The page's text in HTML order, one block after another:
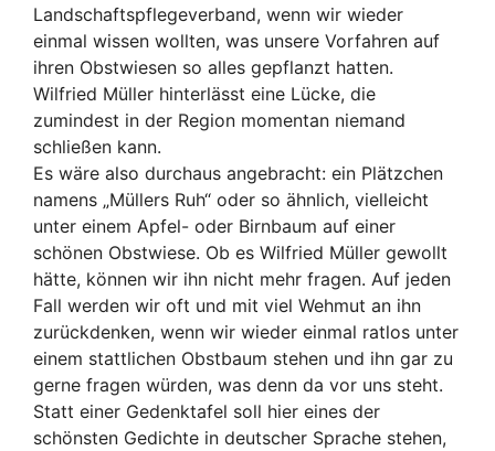
Landschaftspflegeverband, wenn wir wieder
einmal wissen wollten, was unsere Vorfahren auf
ihren Obstwiesen so alles gepflanzt hatten.
Wilfried Müller hinterlässt eine Lücke, die
zumindest in der Region momentan niemand
schließen kann.
Es wäre also durchaus angebracht: ein Plätzchen
namens „Müllers Ruh“ oder so ähnlich, vielleicht
unter einem Apfel- oder Birnbaum auf einer
schönen Obstwiese. Ob es Wilfried Müller gewollt
hätte, können wir ihn nicht mehr fragen. Auf jeden
Fall werden wir oft und mit viel Wehmut an ihn
zurückdenken, wenn wir wieder einmal ratlos unter
einem stattlichen Obstbaum stehen und ihn gar zu
gerne fragen würden, was denn da vor uns steht.
Statt einer Gedenktafel soll hier eines der
schönsten Gedichte in deutscher Sprache stehen,